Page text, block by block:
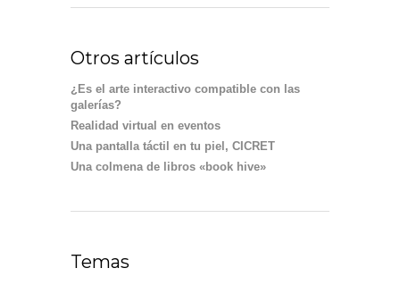
Otros artículos
¿Es el arte interactivo compatible con las
galerías?
Realidad virtual en eventos
Una pantalla táctil en tu piel, CICRET
Una colmena de libros «book hive»
Temas